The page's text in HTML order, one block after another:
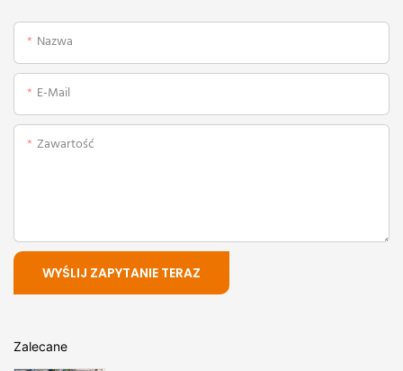
Nazwa
E-Mail
Zawartość
WYŚLIJ ZAPYTANIE TERAZ
Zalecane